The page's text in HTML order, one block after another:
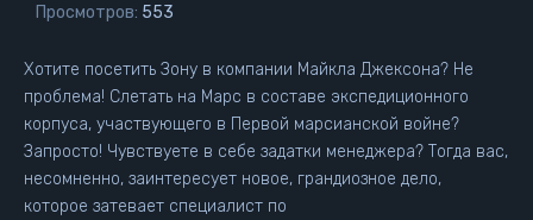
Просмотров: 553
Хотите посетить Зону в компании Майкла Джексона? Не
проблема! Слетать на Марс в составе экспедиционного
корпуса, участвующего в Первой марсианской войне?
Запросто! Чувствуете в себе задатки менеджера? Тогда вас,
несомненно, заинтересует новое, грандиозное дело,
которое затевает специалист по